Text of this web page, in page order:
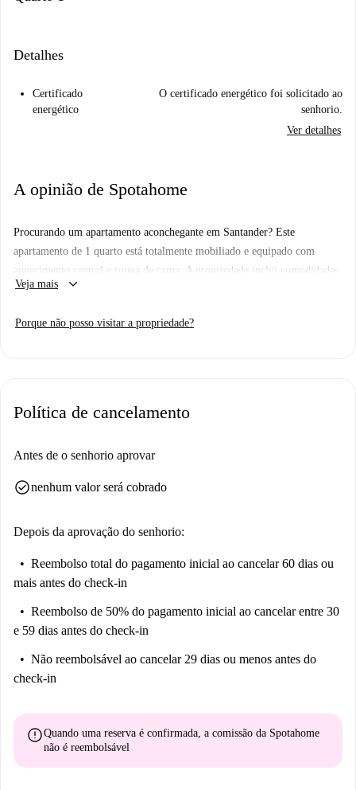
Detalhes
Certificado
energético
O certificado energético foi solicitado ao
senhorio.
Ver detalhes
A opinião de Spotahome
Procurando um apartamento aconchegante em Santander? Este
apartamento de 1 quarto está totalmente mobiliado e equipado com
aquecimento central e roupa de cama. A propriedade inclui comodidades
modernas, como TV e acesso a máquinas de lavar comuns, garantindo
incluído. Esta propriedade não foi verificada pessoalmente por um
diversas opções gastronômicas, como o Dibericos e o Tasty Burger,
região inclui o Kebab Floranes e a Panadería Peter&Pan, além de muitos
locais, o mercado Primaprix fica convenientemente próximo. Os
Tourada, que expõe o patrimônio cultural de Santander.
Veja mais keyboard_arrow_down
Porque não posso visitar a propriedade?
Política de cancelamento
Antes de o senhorio aprovar
check_circlenenhum valor será cobrado
Depois da aprovação do senhorio:
Reembolso total do pagamento inicial ao cancelar 60 dias ou
mais antes do check-in
Reembolso de 50% do pagamento inicial ao cancelar entre 30
e 59 dias antes do check-in
Não reembolsável ao cancelar 29 dias ou menos antes do
check-in
errorQuando uma reserva é confirmada, a comissão da Spotahome
não é reembolsável